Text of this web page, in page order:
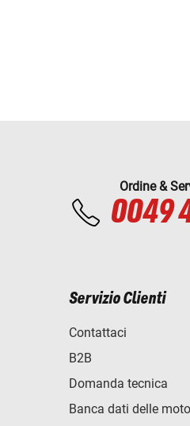
Ordine &
0049
Servizio Clienti
Contattaci
B2B
Domanda tecnica
Banca dati delle moto